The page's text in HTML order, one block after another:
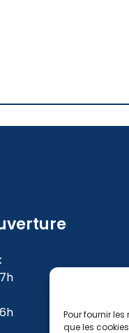
Pour fournir
que les